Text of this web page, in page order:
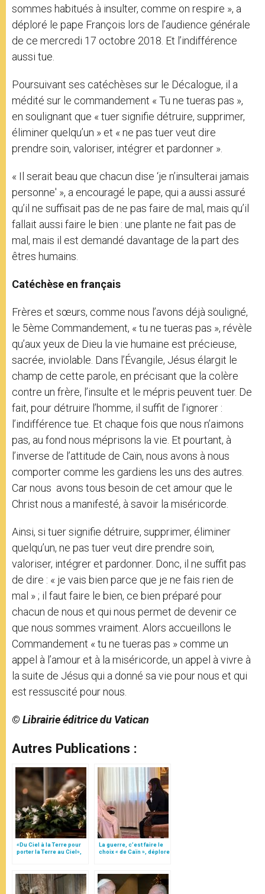
sommes habitués à insulter, comme on respire », a
déploré le pape François lors de l’audience générale
de ce mercredi 17 octobre 2018. Et l’indifférence
aussi tue.
Poursuivant ses catéchèses sur le Décalogue, il a
médité sur le commandement « Tu ne tueras pas »,
en soulignant que « tuer signifie détruire, supprimer,
éliminer quelqu’un » et « ne pas tuer veut dire
prendre soin, valoriser, intégrer et pardonner ».
« Il serait beau que chacun dise ‘je n’insulterai jamais
personne' », a encouragé le pape, qui a aussi assuré
qu’il ne suffisait pas de ne pas faire de mal, mais qu’il
fallait aussi faire le bien : une plante ne fait pas de
mal, mais il est demandé davantage de la part des
êtres humains.
Catéchèse en français
Frères et sœurs, comme nous l’avons déjà souligné,
le 5ème Commandement, « tu ne tueras pas », révèle
qu’aux yeux de Dieu la vie humaine est précieuse,
sacrée, inviolable. Dans l’Évangile, Jésus élargit le
champ de cette parole, en précisant que la colère
contre un frère, l’insulte et le mépris peuvent tuer. De
fait, pour détruire l’homme, il suffit de l’ignorer :
l’indifférence tue. Et chaque fois que nous n’aimons
pas, au fond nous méprisons la vie. Et pourtant, à
l’inverse de l’attitude de Caïn, nous avons à nous
comporter comme les gardiens les uns des autres.
Car nous avons tous besoin de cet amour que le
Christ nous a manifesté, à savoir la miséricorde.
Ainsi, si tuer signifie détruire, supprimer, éliminer
quelqu’un, ne pas tuer veut dire prendre soin,
valoriser, intégrer et pardonner. Donc, il ne suffit pas
de dire : « je vais bien parce que je ne fais rien de
mal » ; il faut faire le bien, ce bien préparé pour
chacun de nous et qui nous permet de devenir ce
que nous sommes vraiment. Alors accueillons le
Commandement « tu ne tueras pas » comme un
appel à l’amour et à la miséricorde, un appel à vivre à
la suite de Jésus qui a donné sa vie pour nous et qui
est ressuscité pour nous.
© Librairie éditrice du Vatican
Autres Publications :
«Du Ciel à la Terre pour
porter la Terre au Ciel»,
La guerre, c’est faire le
choix « de Caïn », déplore